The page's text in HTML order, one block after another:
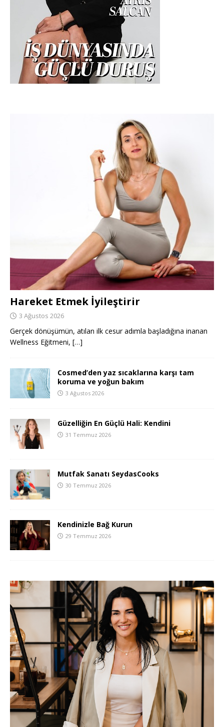
Hareket Etmek İyileştirir
3 Ağustos 2026
Gerçek dönüşümün, atılan ilk cesur adımla başladığına inanan
Wellness Eğitmeni, […]
Cosmed’den yaz sıcaklarına karşı tam
koruma ve yoğun bakım
3 Ağustos 2026
Güzelliğin En Güçlü Hali: Kendini
31 Temmuz 2026
Mutfak Sanatı SeydasCooks
30 Temmuz 2026
Kendinizle Bağ Kurun
29 Temmuz 2026